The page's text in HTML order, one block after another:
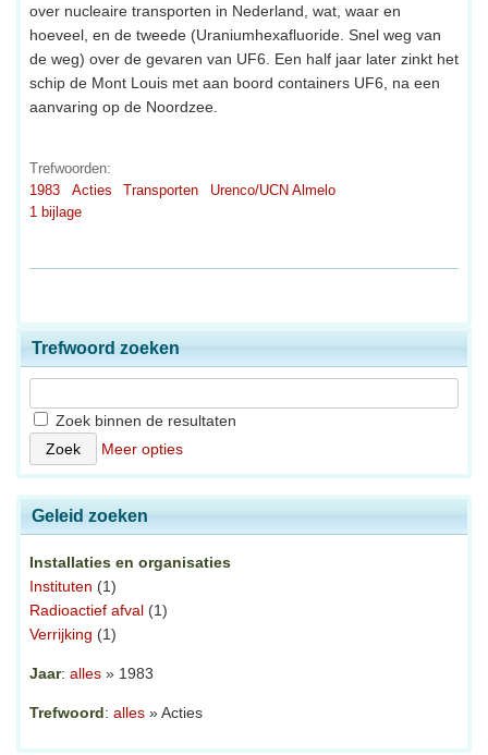
over nucleaire transporten in Nederland, wat, waar en
hoeveel, en de tweede (Uraniumhexafluoride. Snel weg van
de weg) over de gevaren van UF6. Een half jaar later zinkt het
schip de Mont Louis met aan boord containers UF6, na een
aanvaring op de Noordzee.
Trefwoorden:
1983
Acties Transporten
Urenco/UCN Almelo
1 bijlage
Trefwoord zoeken
Zoek binnen de resultaten
Meer opties
Geleid zoeken
Installaties en organisaties
Instituten (1)
Radioactief afval (1)
Verrijking (1)
Jaar: alles » 1983
Trefwoord: alles » Acties